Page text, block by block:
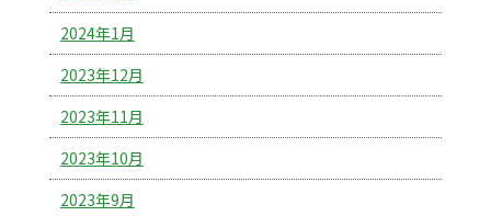
2024年1月
2023年12月
2023年11月
2023年10月
2023年9月